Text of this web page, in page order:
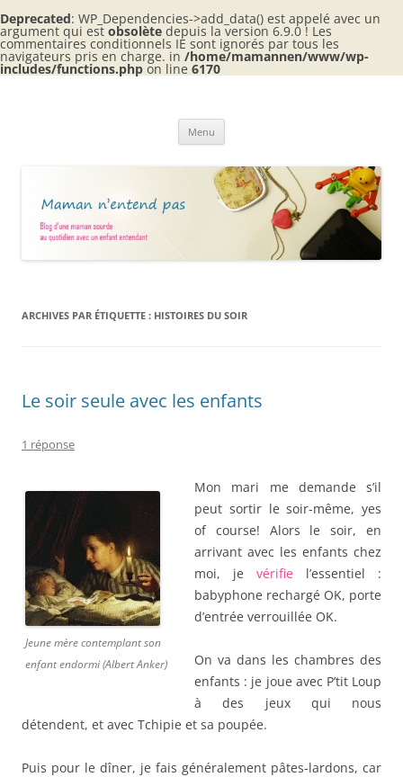
Deprecated: WP_Dependencies->add_data() est appelé avec un
argument qui est obsolète depuis la version 6.9.0 ! Les
commentaires conditionnels IE sont ignorés par tous les
navigateurs pris en charge. in /home/mamannen/www/wp-
includes/functions.php on line 6170
Aller
Menu
ARCHIVES PAR ÉTIQUETTE : HISTOIRES DU SOIR
Le soir seule avec les enfants
1 réponse
Jeune mère contemplant son
enfant endormi (Albert Anker)
Mon mari me demande s’il
peut sortir le soir-même, yes
of course! Alors le soir, en
arrivant avec les enfants chez
moi, je vérifie l’essentiel :
babyphone rechargé OK, porte
d’entrée verrouillée OK.
On va dans les chambres des
enfants : je joue avec P’tit Loup
à des jeux qui nous
détendent, et avec Tchipie et sa poupée.
Puis pour le dîner, je fais généralement pâtes-lardons, car